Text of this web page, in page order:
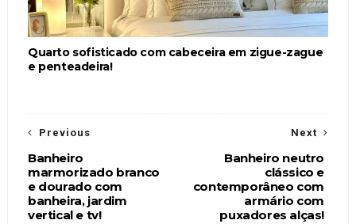
Quarto sofisticado com cabeceira em zigue-zague
e penteadeira!
Next
Banheiro neutro
clássico e
contemporâneo com
armário com
puxadores alças!
Previous
Banheiro
marmorizado branco
e dourado com
banheira, jardim
vertical e tv!